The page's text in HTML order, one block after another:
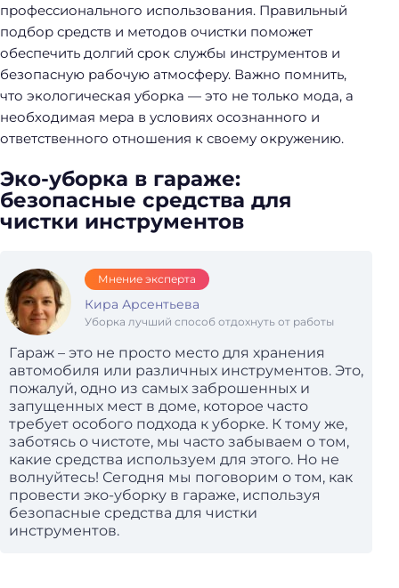
профессионального использования. Правильный
подбор средств и методов очистки поможет
обеспечить долгий срок службы инструментов и
безопасную рабочую атмосферу. Важно помнить,
что экологическая уборка — это не только мода, а
необходимая мера в условиях осознанного и
ответственного отношения к своему окружению.
Эко-уборка в гараже:
безопасные средства для
чистки инструментов
Мнение эксперта
Кира Арсентьева
Уборка лучший способ отдохнуть от работы
Гараж – это не просто место для хранения
автомобиля или различных инструментов. Это,
пожалуй, одно из самых заброшенных и
запущенных мест в доме, которое часто
требует особого подхода к уборке. К тому же,
заботясь о чистоте, мы часто забываем о том,
какие средства используем для этого. Но не
волнуйтесь! Сегодня мы поговорим о том, как
провести эко-уборку в гараже, используя
безопасные средства для чистки
инструментов.